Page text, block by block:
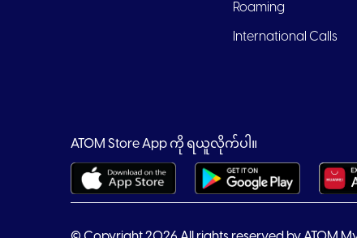
Roaming
International Calls
ATOM Store App ကို ရယူလိုက်ပါ။